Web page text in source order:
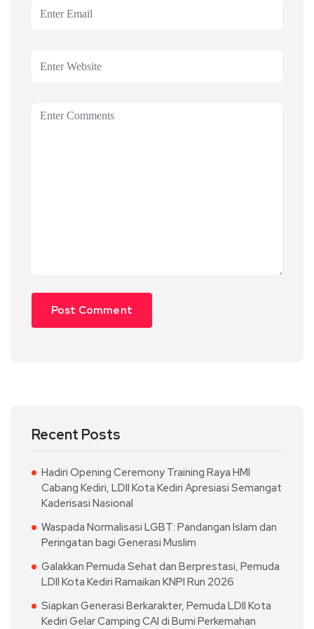
Recent Posts
Hadiri Opening Ceremony Training Raya HMI
Cabang Kediri, LDII Kota Kediri Apresiasi Semangat
Kaderisasi Nasional
Waspada Normalisasi LGBT: Pandangan Islam dan
Peringatan bagi Generasi Muslim
Galakkan Pemuda Sehat dan Berprestasi, Pemuda
LDII Kota Kediri Ramaikan KNPI Run 2026
Siapkan Generasi Berkarakter, Pemuda LDII Kota
Kediri Gelar Camping CAI di Bumi Perkemahan